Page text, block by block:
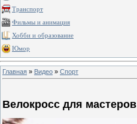
Транспорт
Фильмы и анимация
Хобби и образование
Юмор
Главная » Видео » Спорт
Велокросс для мастеров